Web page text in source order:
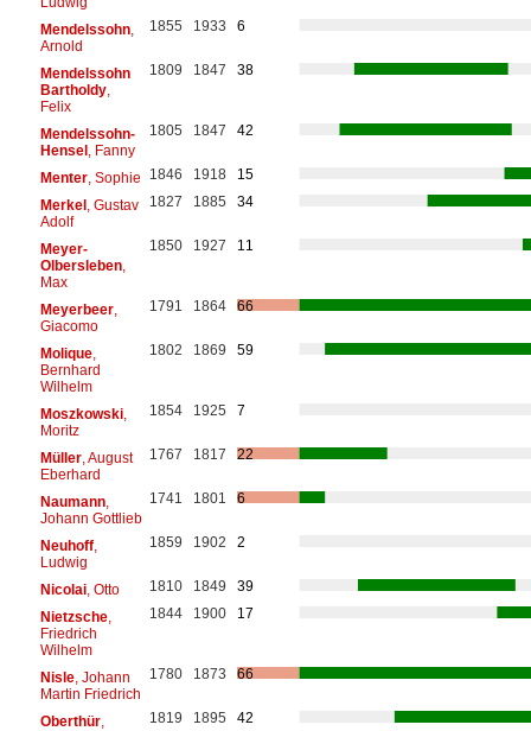
Mendelssohn,
Arnold
1855 1933 6
Mendelssohn
Bartholdy,
Felix
1809 1847 38
Mendelssohn-
Hensel, Fanny
1805 1847 42
Menter, Sophie 1846 1918
15
Merkel, Gustav
Adolf
1827 1885 34
Meyer-
Olbersleben,
Max
1850 1927 11
Meyerbeer,
Giacomo
1791 1864 66
Molique,
Bernhard
Wilhelm
1802 1869 59
Moszkowski,
Moritz
1854 1925 7
Müller, August
Eberhard
1767 1817 22
Naumann,
Johann Gottlieb
1741 1801 6
Neuhoff,
Ludwig
1859 1902 2
Nicolai, Otto 1810 1849
39
Nietzsche,
Friedrich
Wilhelm
1844 1900 17
Nisle, Johann
Martin Friedrich
1780 1873 66
Oberthür,
1819 1895 42